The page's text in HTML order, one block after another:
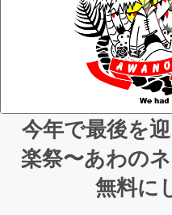
今年で最後を
楽祭〜あわの
無料に